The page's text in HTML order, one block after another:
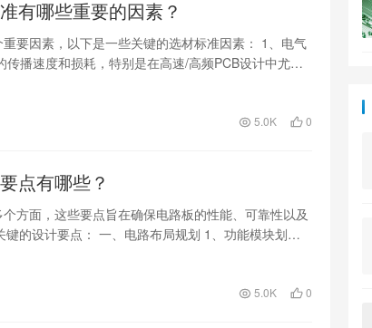
有哪些重要的因素？
要因素，以下是一些关键的选材标准因素： 1、电气
播速度和损耗，特别是在高速/高频PCB设计中尤为
5.0K 0
点有哪些？
方面，这些要点旨在确保电路板的性能、可靠性以及
的设计要点： 一、电路布局规划 1、功能模块划分
5.0K 0